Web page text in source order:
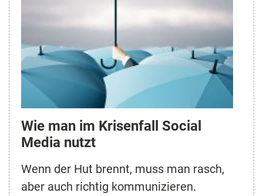
Wie man im Krisenfall Social
Media nutzt
Wenn der Hut brennt, muss man rasch,
aber auch richtig kommunizieren.